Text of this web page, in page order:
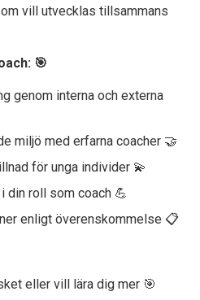
vill utvecklas tillsammans
🎯
genom interna och externa
miljö med erfarna coacher 🤝
för unga individer 💫
din roll som coach 💪
enligt överenskommelse 📋
eller vill lära dig mer 🎯